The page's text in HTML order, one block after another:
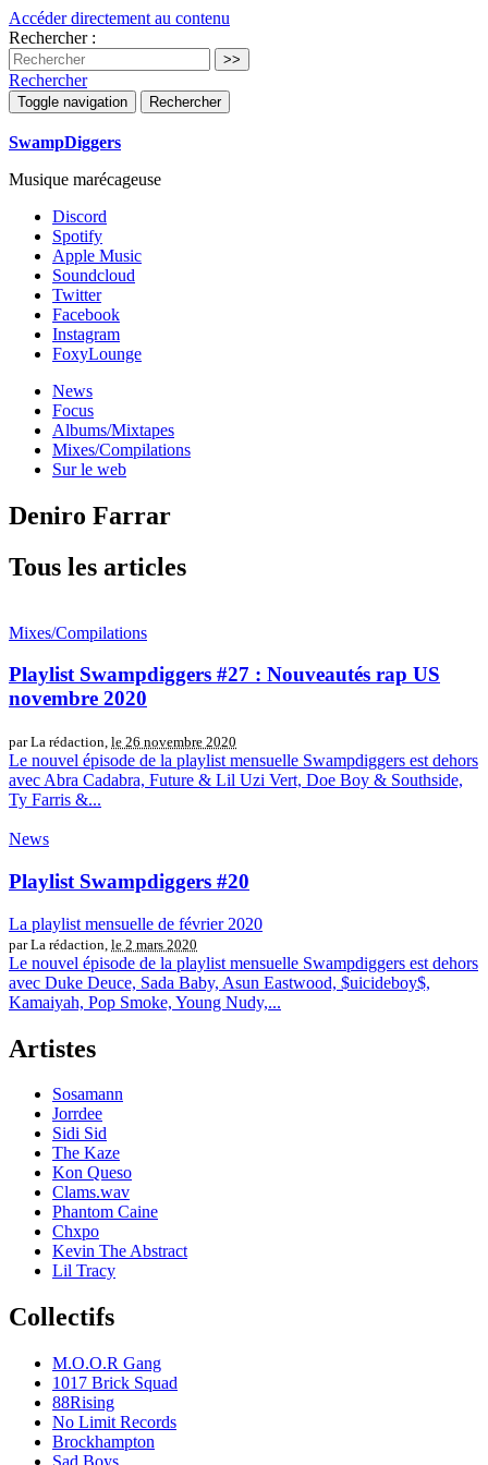
Accéder directement au contenu
Rechercher :
Rechercher
Toggle navigation Rechercher
SwampDiggers
Musique marécageuse
Discord
Spotify
Apple Music
Soundcloud
Twitter
Facebook
Instagram
FoxyLounge
News
Focus
Albums/Mixtapes
Mixes/Compilations
Sur le web
Deniro Farrar
Tous les articles
Mixes/Compilations
Playlist Swampdiggers #27 : Nouveautés rap US
novembre 2020
par La rédaction, le 26 novembre 2020
Le nouvel épisode de la playlist mensuelle Swampdiggers est dehors
avec Abra Cadabra, Future & Lil Uzi Vert, Doe Boy & Southside,
Ty Farris &...
News
Playlist Swampdiggers #20
La playlist mensuelle de février 2020
par La rédaction, le 2 mars 2020
Le nouvel épisode de la playlist mensuelle Swampdiggers est dehors
avec Duke Deuce, Sada Baby, Asun Eastwood, $uicideboy$,
Kamaiyah, Pop Smoke, Young Nudy,...
Artistes
Sosamann
Jorrdee
Sidi Sid
The Kaze
Kon Queso
Clams.wav
Phantom Caine
Chxpo
Kevin The Abstract
Lil Tracy
Collectifs
M.O.O.R Gang
1017 Brick Squad
88Rising
No Limit Records
Brockhampton